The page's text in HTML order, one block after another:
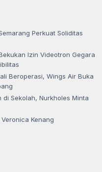
Perkuat Soliditas
Izin Videotron Gegara
Beroperasi, Wings Air Buka
Sekolah, Nurkholes Minta
Kenang